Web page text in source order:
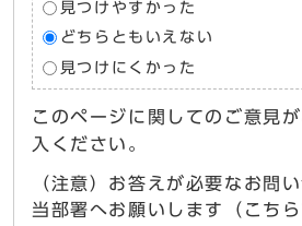
見つけやすかった
どちらともいえない
見つけにくかった
このページに関してのご意見
入ください。
（注意）お答えが必要なお問
当部署へお願いします（こち